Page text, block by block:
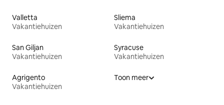
Valletta
Vakantiehuizen
Sliema
Vakantiehuizen
San Giljan
Vakantiehuizen
Syracuse
Vakantiehuizen
Agrigento
Vakantiehuizen
Toon meer